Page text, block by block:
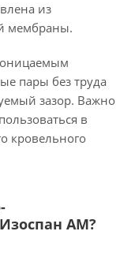
из
мембраны.
пары без труда
зазор. Важно
в
кровельного
AМ?